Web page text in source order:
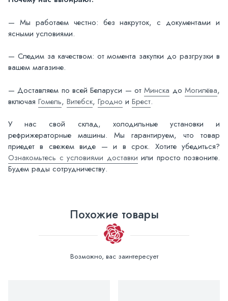
— Мы работаем честно: без накруток, с документами и
ясными условиями.
— Следим за качеством: от момента закупки до разгрузки в
вашем магазине.
— Доставляем по всей Беларуси — отМинска доМогилёва,
включая Гомель, Витебск, Гродно и Брест.
У нас свой склад, холодильные установки и
рефрижераторные машины. Мы гарантируем, что товар
приедет в свежем виде — и в срок. Хотите убедиться?
Ознакомьтесь с условиями доставки или просто позвоните.
Будем рады сотрудничеству.
Похожие товары
Возможно, вас заинтересует